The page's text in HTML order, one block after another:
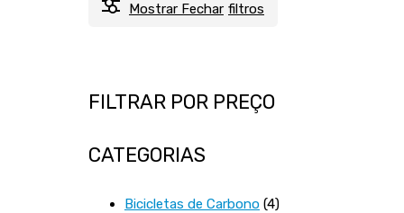
Mostrar Fechar filtros
FILTRAR POR PREÇO
CATEGORIAS
Bicicletas de Carbono 44